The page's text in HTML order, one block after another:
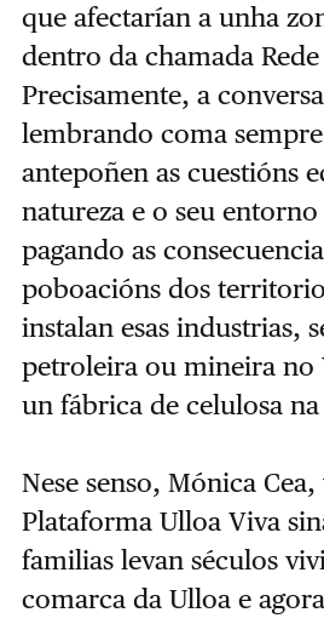
que afectarían a unha
dentro da chamada
Precisamente, a
lembrando coma
antepoñen as cuestións
natureza e o seu
pagando as
poboacións dos
instalan esas industrias,
petroleira ou mineira no
un fábrica de celulosa na
Nese senso, Mónica
Plataforma Ulloa Viva
familias levan séculos
comarca da Ulloa e